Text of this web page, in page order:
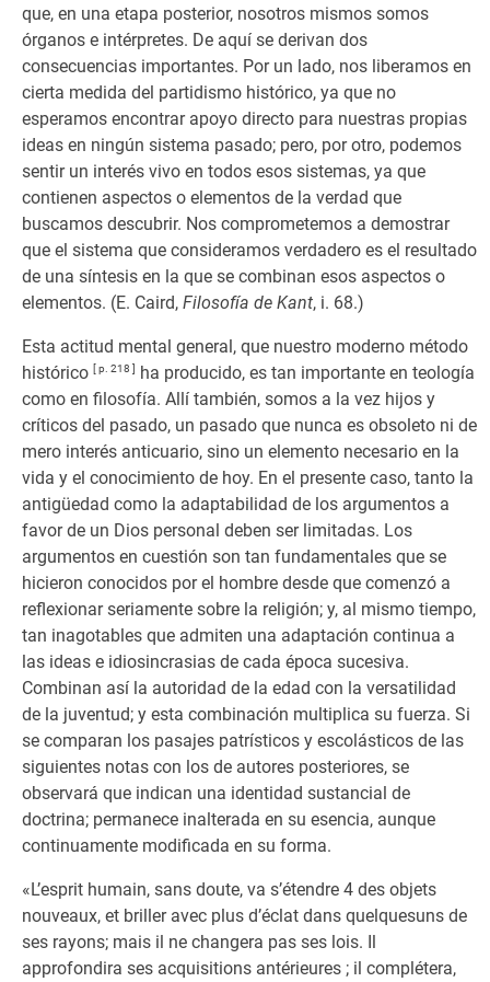
que, en una etapa posterior, nosotros mismos somos
órganos e intérpretes. De aquí se derivan dos
consecuencias importantes. Por un lado, nos liberamos en
cierta medida del partidismo histórico, ya que no
esperamos encontrar apoyo directo para nuestras propias
ideas en ningún sistema pasado; pero, por otro, podemos
sentir un interés vivo en todos esos sistemas, ya que
contienen aspectos o elementos de la verdad que
buscamos descubrir. Nos comprometemos a demostrar
que el sistema que consideramos verdadero es el resultado
de una síntesis en la que se combinan esos aspectos o
elementos. (E. Caird, Filosofía de Kant, i. 68.)
Esta actitud mental general, que nuestro moderno método
histórico [ p. 218 ]
ha producido, es tan importante en teología
como en filosofía. Allí también, somos a la vez hijos y
críticos del pasado, un pasado que nunca es obsoleto ni de
mero interés anticuario, sino un elemento necesario en la
vida y el conocimiento de hoy. En el presente caso, tanto la
antigüedad como la adaptabilidad de los argumentos a
favor de un Dios personal deben ser limitadas. Los
argumentos en cuestión son tan fundamentales que se
hicieron conocidos por el hombre desde que comenzó a
reflexionar seriamente sobre la religión; y, al mismo tiempo,
tan inagotables que admiten una adaptación continua a
las ideas e idiosincrasias de cada época sucesiva.
Combinan así la autoridad de la edad con la versatilidad
de la juventud; y esta combinación multiplica su fuerza. Si
se comparan los pasajes patrísticos y escolásticos de las
siguientes notas con los de autores posteriores, se
observará que indican una identidad sustancial de
doctrina; permanece inalterada en su esencia, aunque
continuamente modificada en su forma.
«L’esprit humain, sans doute, va s’étendre 4 des objets
nouveaux, et briller avec plus d’éclat dans quelquesuns de
ses rayons; mais il ne changera pas ses lois. Il
approfondira ses acquisitions antérieures ; il complétera,